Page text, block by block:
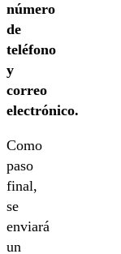
número
de
teléfono
y
correo
electrónico.
Como
paso
final,
se
enviará
un